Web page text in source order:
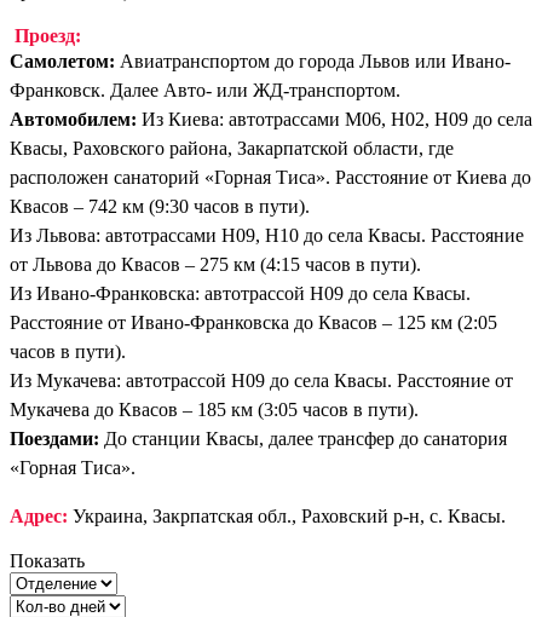
Проезд:
Самолетом: Авиатранспортом до города Львов или Ивано-
Франковск. Далее Авто- или ЖД-транспортом.
Автомобилем: Из Киева: автотрассами М06, Н02, Н09 до села
Квасы, Раховского района, Закарпатской области, где
расположен санаторий «Горная Тиса». Расстояние от Киева до
Квасов – 742 км (9:30 часов в пути).
Из Львова: автотрассами Н09, Н10 до села Квасы. Расстояние
от Львова до Квасов – 275 км (4:15 часов в пути).
Из Ивано-Франковска: автотрассой Н09 до села Квасы.
Расстояние от Ивано-Франковска до Квасов – 125 км (2:05
часов в пути).
Из Мукачева: автотрассой Н09 до села Квасы. Расстояние от
Мукачева до Квасов – 185 км (3:05 часов в пути).
Поездами: До станции Квасы, далее трансфер до санатория
«Горная Тиса».
Адрес: Украина, Закрпатская обл., Раховский р-н, с. Квасы.
Показать